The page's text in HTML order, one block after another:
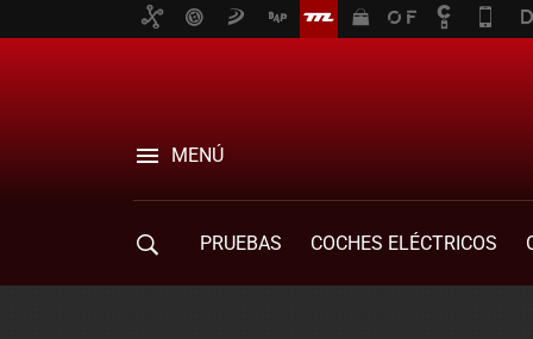
MENÚ
PRUEBAS COCHES ELÉCTRICOS